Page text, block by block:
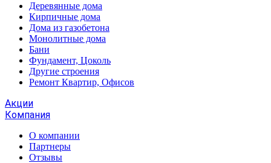
Деревянные дома
Кирпичные дома
Дома из газобетона
Монолитные дома
Бани
Фундамент, Цоколь
Другие строения
Ремонт Квартир, Офисов
Акции
Компания
О компании
Партнеры
Отзывы